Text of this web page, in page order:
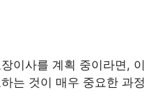
이사를 계획 중이라면, 이
는 것이 매우 중요한 과정